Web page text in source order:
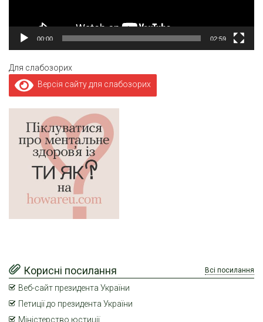
00:00 02:59
Для слабозорих
Версія сайту для слабозорих
Корисні посилання Всі посилання
Веб-сайт президента України
Петиції до президента України
Міністерство юстиції